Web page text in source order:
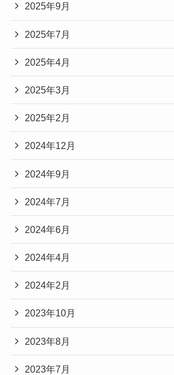
2025年9月
2025年7月
2025年4月
2025年3月
2025年2月
2024年12月
2024年9月
2024年7月
2024年6月
2024年4月
2024年2月
2023年10月
2023年8月
2023年7月